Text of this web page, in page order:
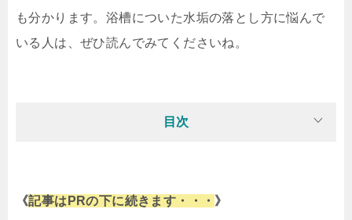
も分かります。浴槽についた水垢の落とし方に悩んで
いる人は、ぜひ読んでみてくださいね。
目次
《記事はPRの下に続きます・・・ 》